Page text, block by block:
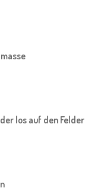
los auf den Felder